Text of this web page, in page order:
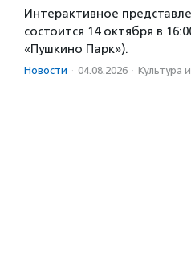
Интерактивное
состоится 14 октября в
«Пушкино Парк»).
Новости · 04.08.2026 · Культура